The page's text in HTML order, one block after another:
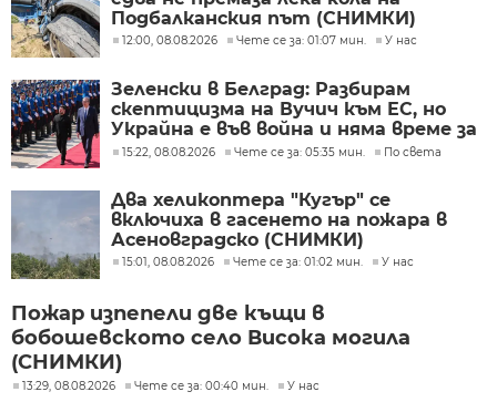
Подбалканския път (СНИМКИ)
12:00, 08.08.2026 Чете се за: 01:07 мин. У нас
Зеленски в Белград: Разбирам
скептицизма на Вучич към ЕС, но
Украйна е във война и няма време за
скептицизъм
15:22, 08.08.2026 Чете се за: 05:35 мин. По света
Два хеликоптера "Кугър" се
включиха в гасенето на пожара в
Асеновградско (СНИМКИ)
15:01, 08.08.2026 Чете се за: 01:02 мин. У нас
Пожар изпепели две къщи в
бобошевското село Висока могила
(СНИМКИ)
13:29, 08.08.2026 Чете се за: 00:40 мин. У нас